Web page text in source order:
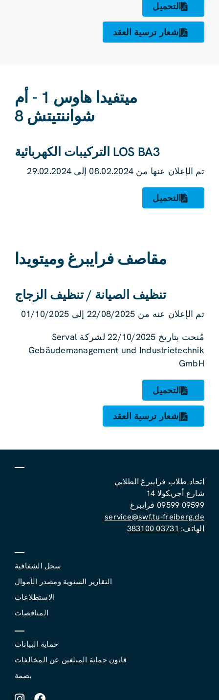
التحميل
إشعار ترسية العقد
ميتفيدا هاوس 1 - أم
شواننتيتش 8
LOS BA3 التركيبات الكهربائية
تم الإعلان عنها من 08.02.2024 إلى 29.02.2024
التحميل
مقاصف فرايبرغ وميتويدا
تنظيف الصيانة / تنظيف الزجاج
تم الإعلان عنه من 22/08/2025 إلى 01/10/2025
مُنحت بتاريخ 22/10/2025 لشركة Serval
Gebäudemanagement und Industrietechnik
GmbH
التحميل
إشعار ترسية العقد
اتحاد طلاب فرايبرغ الطلابي
شارع أجريكولا 14
09599 09599 فرايبرغ
service@swf.tu-freiberg.de
الهاتف: 03731 383100
سجل الشفافية
التقارير السنوية ومصدر الأموال
الاستطلاعات
المناقصات
حماية البيانات
قانون حماية المبلغين عن المخالفات
بصمة